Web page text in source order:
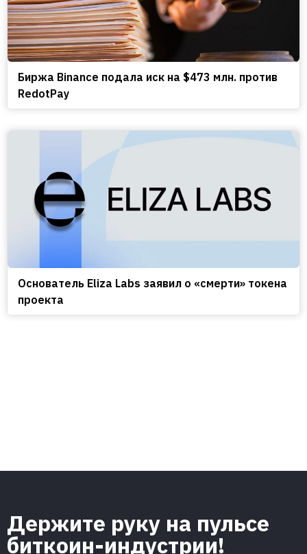
Биржа Binance подала иск на $473 млн. против
RedotPay
Основатель Eliza Labs заявил о «смерти» токена
проекта
Держите руку на пульсе
биткоин-индустрии!